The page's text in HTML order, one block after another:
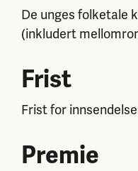
De unges folketale
(inkludert
Frist
Frist for
Premie